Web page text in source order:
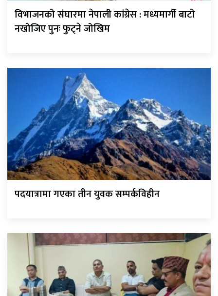
विभाजनको संघारमा नेपाली कांग्रेस : मध्यमार्गी बाटो
नखोजिए पुनः फुट्ने जोखिम
पदयात्रामा गएका तीन युवक सम्पर्कविहीन